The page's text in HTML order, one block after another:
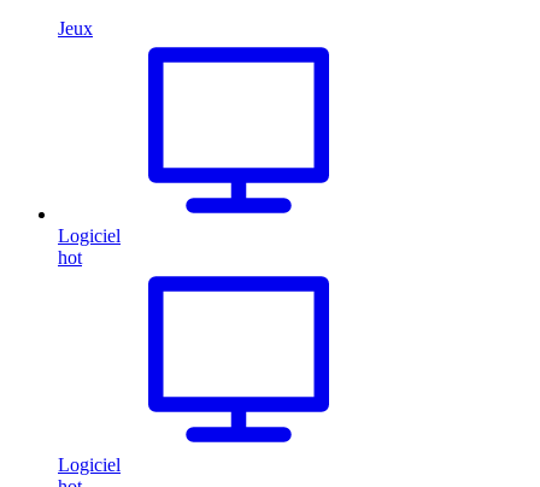
Jeux
Logiciel
hot
Logiciel